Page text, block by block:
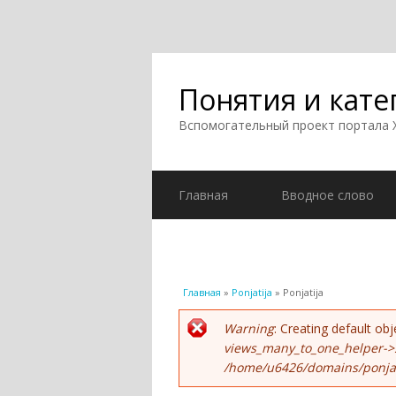
Понятия и
Вспомогательный проект
Главная Вводное слово
Вы здесь
Главная » Ponjatija » Ponjatija
Сообщение об
Warning: Creating default
views_many_to_one_helper-
/home/u6426/domains/